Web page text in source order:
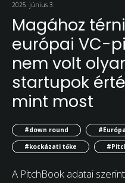
2025. június 3.
Magához
európai VC-
nem volt
startupok
mint most
#down round #Európa
#kockázati tőke
A PitchBook adatai